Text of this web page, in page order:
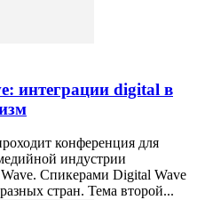
интеграции digital в
конференция для
индустрии
Спикерами Digital Wave
стран. Тема второй...